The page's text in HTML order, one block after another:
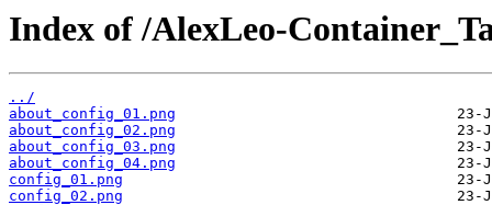
Index of /AlexLeo-
../
about_config_01.png
about_config_02.png
about_config_03.png
about_config_04.png
config_01.png
config_02.png